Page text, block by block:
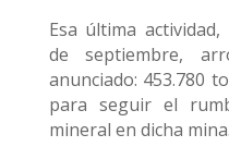
Esa última
de septiembre,
anunciado: 453.780
para seguir el
mineral en dicha mina.